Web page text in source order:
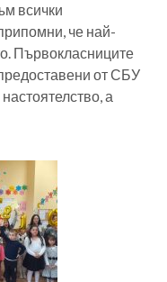
всички
че най-
Първокласниците
от СБУ
а